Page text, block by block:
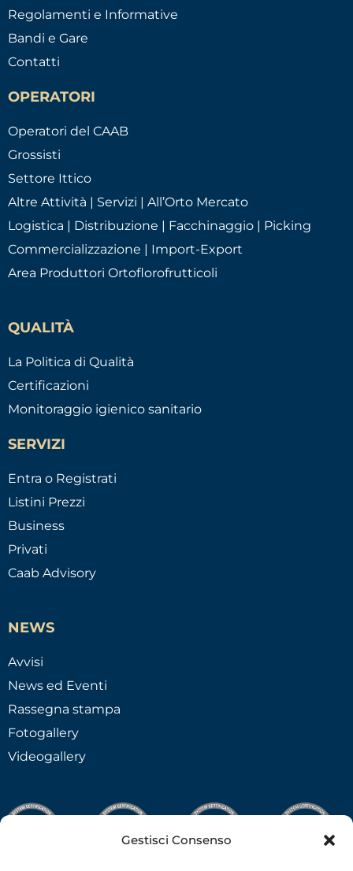
Gestisci Consenso
Regolamenti e Informative
Bandi e Gare
Contatti
OPERATORI
Operatori del CAAB
Grossisti
Settore Ittico
Altre Attività | Servizi | All’Orto Mercato
Logistica | Distribuzione | Facchinaggio | Picking
Commercializzazione | Import-Export
Area Produttori Ortoflorofrutticoli
QUALITÀ
La Politica di Qualità
Certificazioni
Monitoraggio igienico sanitario
SERVIZI
Entra o Registrati
Listini Prezzi
Business
Privati
Caab Advisory
NEWS
Avvisi
News ed Eventi
Rassegna stampa
Fotogallery
Videogallery